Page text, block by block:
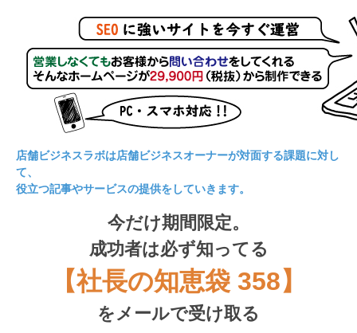
店舗ビジネスラボは店舗ビジネスオーナーが対面する課題に対し
て、
役立つ記事やサービスの提供をしていきます。
今だけ期間限定。
成功者は必ず知ってる
【社長の知恵袋 358】
をメールで受け取る